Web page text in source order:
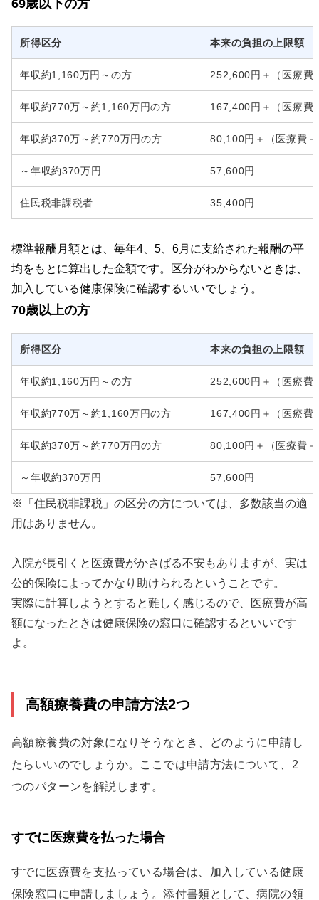
69歳以下の方
所得区分 本来の負担の上限額
年収約1,160万円～の方 252,600円＋（医療費
年収約770万～約1,160万円の方 167,400円＋（医療費
年収約370万～約770万円の方 80,100円＋（医療費
～年収約370万円 57,600円
住民税非課税者 35,400円
標準報酬月額とは、毎年4、5、6月に支給された報酬の平
均をもとに算出した金額です。区分がわからないときは、
加入している健康保険に確認するいいでしょう。
70歳以上の方
所得区分 本来の負担の上限額
年収約1,160万円～の方 252,600円＋（医療費
年収約770万～約1,160万円の方 167,400円＋（医療費
年収約370万～約770万円の方 80,100円＋（医療費
～年収約370万円 57,600円
※「住民税非課税」の区分の方については、多数該当の適
用はありません。
入院が長引くと医療費がかさばる不安もありますが、実は
公的保険によってかなり助けられるということです。
実際に計算しようとすると難しく感じるので、医療費が高
額になったときは健康保険の窓口に確認するといいです
よ。
高額療養費の申請方法2つ
高額療養費の対象になりそうなとき、どのように申請し
たらいいのでしょうか。ここでは申請方法について、2
つのパターンを解説します。
すでに医療費を払った場合
すでに医療費を支払っている場合は、加入している健康
保険窓口に申請しましょう。添付書類として、病院の領